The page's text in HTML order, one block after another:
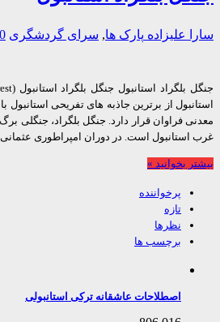
علیزادهپارک ها ,سرای گردشگری 0
929
از برترین جاذبه های تفریحی استانبول با
است. در دوران امپراطوری عثمانی
بخوانید »
پرخواننده
تازه
نظرها
برچسب ها
اصطلاحات عاشقانه ترکی استانبولی